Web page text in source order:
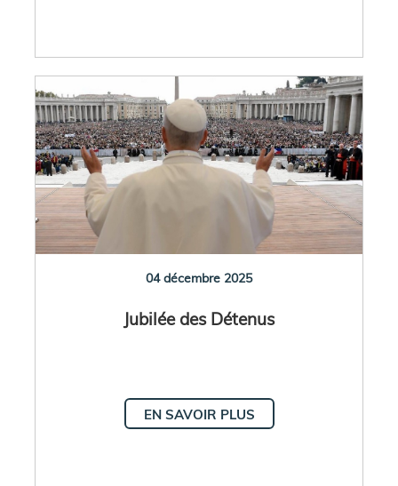
04 décembre 2025
Jubilée des Détenus
EN SAVOIR PLUS